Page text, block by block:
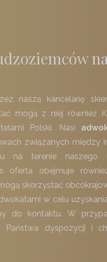
naszą kancelarię
mogą z niej również
Polski. Nasi
związanych między
na terenie
oferta obejmuje
skorzystać
w celu
do kontaktu. W
Państwa dyspozycji i